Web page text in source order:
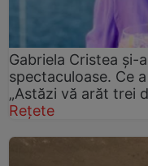
Gabriela Cristea și-
spectaculoase. Ce
„Astăzi vă arăt trei
Rețete